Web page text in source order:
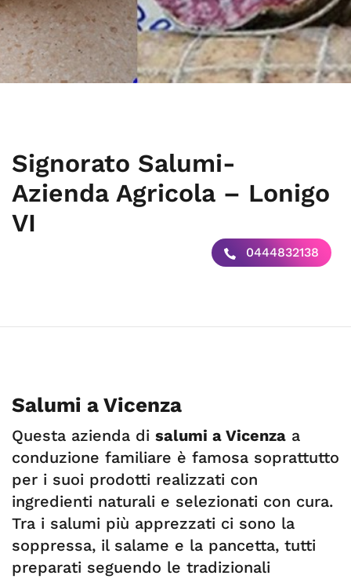
Signorato Salumi-
Azienda Agricola – Lonigo
VI
0444832138
Salumi a Vicenza
Questa azienda di salumi a Vicenza a
conduzione familiare è famosa soprattutto
per i suoi prodotti realizzati con
ingredienti naturali e selezionati con cura.
Tra i salumi più apprezzati ci sono la
soppressa, il salame e la pancetta, tutti
preparati seguendo le tradizionali